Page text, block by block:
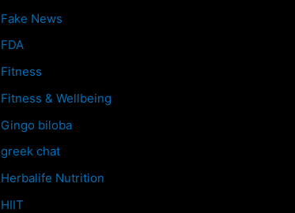
Fake News
FDA
Fitness
Fitness & Wellbeing
Gingo biloba
greek chat
Herbalife Nutrition
HIIT